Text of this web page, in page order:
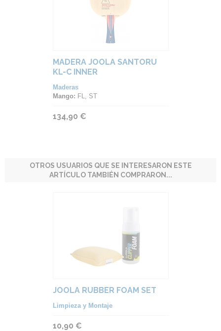
MADERA JOOLA SANTORU
KL-C INNER
Maderas
Mango: FL, ST
134,90 €
OTROS USUARIOS QUE SE INTERESARON ESTE
ARTÍCULO TAMBIÉN COMPRARON...
JOOLA RUBBER FOAM SET
Limpieza y Montaje
10,90 €